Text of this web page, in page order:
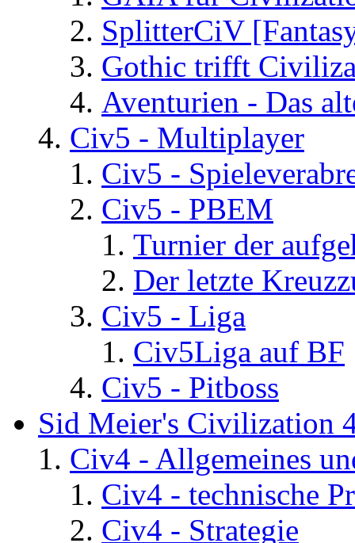
SplitterCiV
Gothic trifft
Aventurien - Das
Civ5 - Multiplayer
Civ5 -
Civ5 - PBEM
Turnier der
Der letzte
Civ5 - Liga
Civ5Liga auf BF
Civ5 - Pitboss
Sid Meier's Civilization
Civ4 - Allgemeines
Civ4 - technische
Civ4 - Strategie